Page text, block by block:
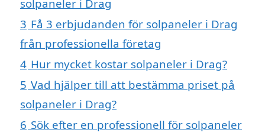
solpaneler i Drag
3 Få 3 erbjudanden för solpaneler i Drag
från professionella företag
4 Hur mycket kostar solpaneler i Drag?
5 Vad hjälper till att bestämma priset på
solpaneler i Drag?
6 Sök efter en professionell för solpaneler